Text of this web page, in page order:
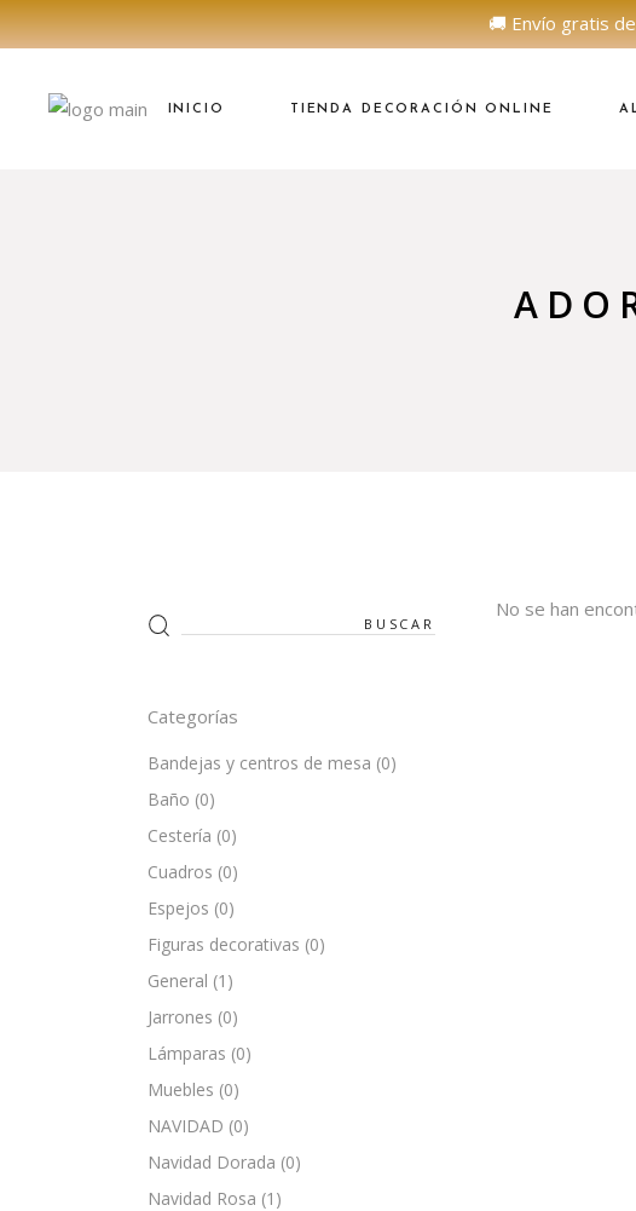
🚚 Envío gratis
INICIO TIENDA DECORACIÓN ONLINE
No se han
Search
for:
Categorías
Bandejas y centros de mesa (0)
Baño (0)
Cestería (0)
Cuadros (0)
Espejos (0)
Figuras decorativas (0)
General (1)
Jarrones (0)
Lámparas (0)
Muebles (0)
NAVIDAD (0)
Navidad Dorada (0)
Navidad Rosa (1)